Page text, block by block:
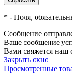
* - Поля,
Сообщение
Ваше сообщение
Вами свяжется наш
Закрыть окно
Просмотренные